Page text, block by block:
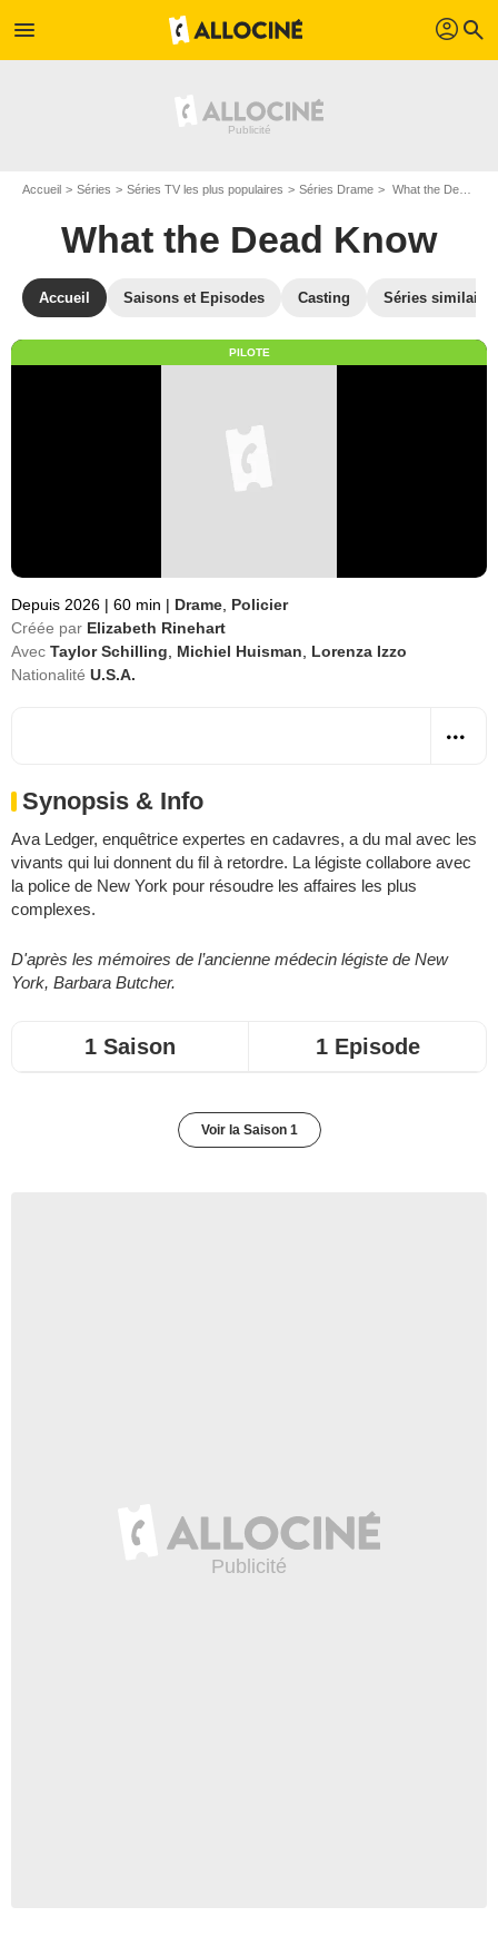
menu profil search
Accueil Séries Séries TV les plus populaires Séries Drame What the Dead Know
What the Dead Know
Accueil Saisons et Episodes Casting Séries similaires
PILOTE
Depuis 2026 | 60 min | Drame Policier
Créée par Elizabeth Rinehart
Avec Taylor Schilling Michiel Huisman
Lorenza Izzo
Nationalité U.S.A.
Synopsis & Info
Ava Ledger, enquêtrice expertes en cadavres, a du mal avec les
vivants qui lui donnent du fil à retordre. La légiste collabore avec
la police de New York pour résoudre les affaires les plus
complexes.
D'après les mémoires de l’ancienne médecin légiste de New
York, Barbara Butcher.
1 Saison 1 Episode
Voir la Saison 1